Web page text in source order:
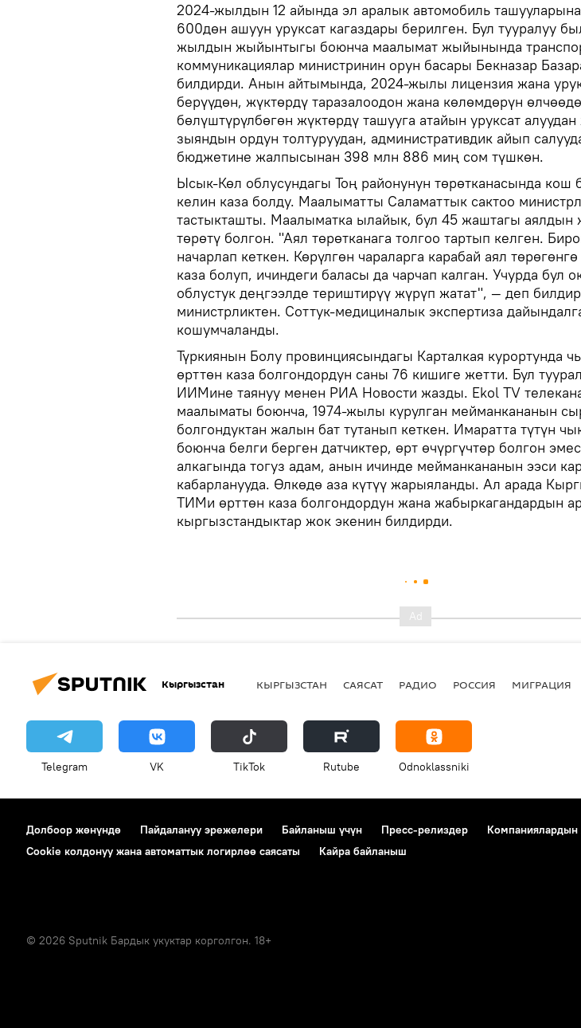
2024-жылдын 12 айында эл аралык автомобиль
600дөн ашуун уруксат кагаздары берилген. Бул тууралуу
жылдын жыйынтыгы боюнча маалымат жыйынында
коммуникациялар министринин орун басары Бекназар
билдирди. Анын айтымында, 2024-жылы лицензия жана
берүүдөн, жүктөрдү таразалоодон жана көлөмдөрүн
бөлүштүрүлбөгөн жүктөрдү ташууга атайын уруксат
зыяндын ордун толтуруудан, административдик айып
бюджетине жалпысынан 398 млн 886 миң сом түшкөн.
Ысык-Көл облусундагы Тоң районунун төрөтканасында кош
келин каза болду. Маалыматты Саламаттык сактоо
тастыкташты. Маалыматка ылайык, бул 45 жаштагы аялдын
төрөтү болгон. "Аял төрөтканага толгоо тартып келген.
начарлап кеткен. Көрүлгөн чараларга карабай аял
каза болуп, ичиндеги баласы да чарчап калган. Учурда бул
облустук деңгээлде териштирүү жүрүп жатат", — деп
министрликтен. Соттук-медициналык экспертиза
кошумчаланды.
Түркиянын Болу провинциясындагы Карталкая курортунда
өрттөн каза болгондордун саны 76 кишиге жетти. Бул
ИИМине таянуу менен РИА Новости жазды. Ekol TV
маалыматы боюнча, 1974-жылы курулган мейманкананын
болгондуктан жалын бат тутанып кеткен. Имаратта түтүн
боюнча белги берген датчиктер, өрт өчүргүчтөр болгон
алкагында тогуз адам, анын ичинде мейманкананын ээси
кабарланууда. Өлкөдө аза күтүү жарыяланды. Ал арада
ТИМи өрттөн каза болгондордун жана жабыркагандардын
кыргызстандыктар жок экенин билдирди.
Кыргызстан КЫРГЫЗСТАН САЯСАТ РАДИО РОССИЯ МИГРАЦИЯ
Telegram VK ТikТоk Rutube Odnoklassniki
Долбоор жөнүндө Пайдалануу эрежелери Байланыш үчүн Пресс-релиздер
Cookie колдонуу жана автоматтык логирлөө саясаты
Кайра байланыш
© 2026 Sputnik Бардык укуктар корголгон. 18+